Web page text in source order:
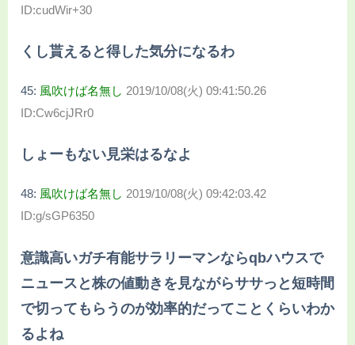
ID:cudWir+30
くし貰えると得した気分になるわ
45: 風吹けば名無し 2019/10/08(火) 09:41:50.26
ID:Cw6cjJRr0
しょーもない見栄はるなよ
48: 風吹けば名無し 2019/10/08(火) 09:42:03.42
ID:g/sGP6350
意識高いガチ有能サラリーマンならqbハウスで
ニュースと株の値動きを見ながらササっと短時間
で切ってもらうのが効率的だってことくらいわか
るよね